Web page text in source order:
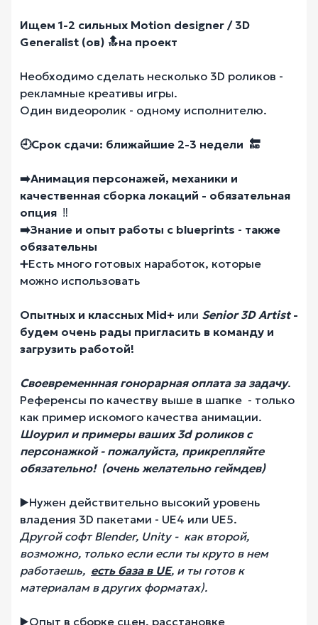
Ищем 1-2 сильных Motion designer / 3D
Generalist (ов) 🔝на проект
Необходимо сделать несколько 3D роликов -
рекламные креативы игры.
Один видеоролик - одному исполнителю.
🕘Срок сдачи: ближайшие 2-3 недели 🔚
➡️Анимация персонажей, механики и
качественная сборка локаций - обязательная
опция ‼️
➡️Знание и опыт работы с blueprints - также
обязательны
➕Есть много готовых наработок, которые
можно использовать
Опытных и классных Mid+ или Senior 3D Artist-
будем очень рады пригласить в команду и
загрузить работой!
Своевременнная гонорарная оплата за задачу.
Референсы по качеству выше в шапке - только
как пример искомого качества анимации.
Шоурил и примеры ваших 3d роликов с
персонажкой - пожалуйста, прикрепляйте
обязательно! (очень желательно геймдев)
▶️Нужен действительно высокий уровень
владения 3D пакетами - UE4 или UE5.
Другой софт Blender, Unity - как второй,
возможно, только если если ты круто в нем
работаешь, есть база в UE, и ты готов к
материалам в других форматах).
▶️Опыт в сборке сцен, расстановке